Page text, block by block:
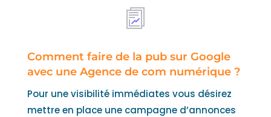
Comment faire de la pub sur Google
avec une Agence de com numérique ?
Pour une visibilité immédiates vous désirez
mettre en place une campagne d’annonces